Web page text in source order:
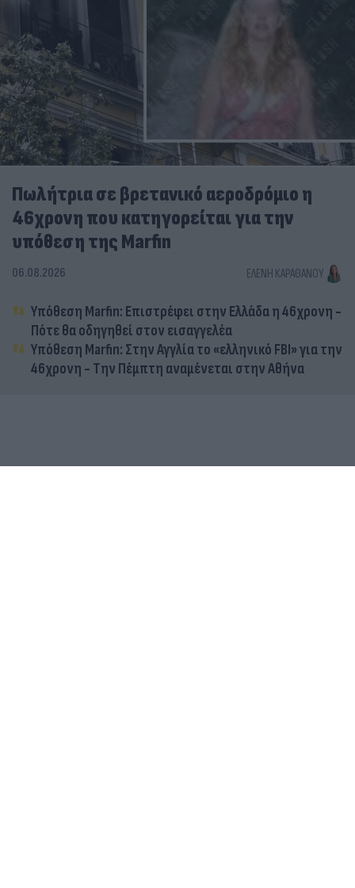
Πωλήτρια σε βρετανικό αεροδρόμιο η
46χρονη που κατηγορείται για την
υπόθεση της Marfin
06.08.2026 ΕΛΈΝΗ ΚΑΡΑΘΆΝΟΥ
Υπόθεση Marfin: Επιστρέφει στην Ελλάδα η 46χρονη -
Πότε θα οδηγηθεί στον εισαγγελέα
Υπόθεση Marfin: Στην Αγγλία το «ελληνικό FBI» για την
46χρονη - Την Πέμπτη αναμένεται στην Αθήνα